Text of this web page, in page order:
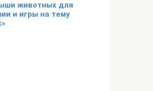
животных для
и игры на тему